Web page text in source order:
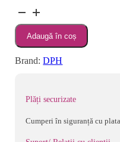
Cantitate
Ce
citesc
azi?
(carte
Adaugă în coș
Brand:DPH
Plăți securizate
Cumperi în siguranță cu